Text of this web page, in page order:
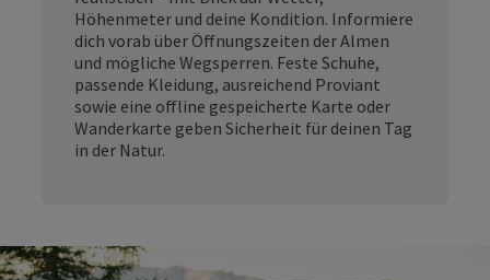
Höhenmeter und deine Kondition. Informiere
dich vorab über Öffnungszeiten der Almen
und mögliche Wegsperren. Feste Schuhe,
passende Kleidung, ausreichend Proviant
sowie eine offline gespeicherte Karte oder
Wanderkarte geben Sicherheit für deinen Tag
in der Natur.